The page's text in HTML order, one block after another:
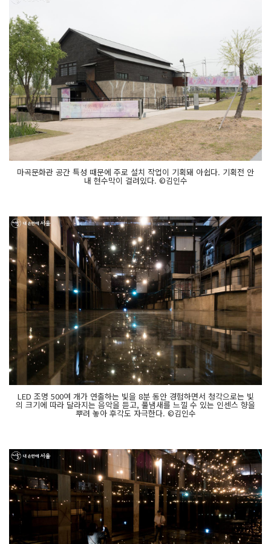
마곡문화관 공간 특성 때문에 주로 설치 작업이 기획돼 아쉽다. 기획전 안
내 현수막이 걸려있다. ©김인수
LED 조명 500여 개가 연출하는 빛을 8분 동안 경험하면서 청각으로는 빛
의 크기에 따라 달라지는 음악을 듣고, 풀냄새를 느낄 수 있는 인센스 향을
뿌려 놓아 후각도 자극한다. ©김인수